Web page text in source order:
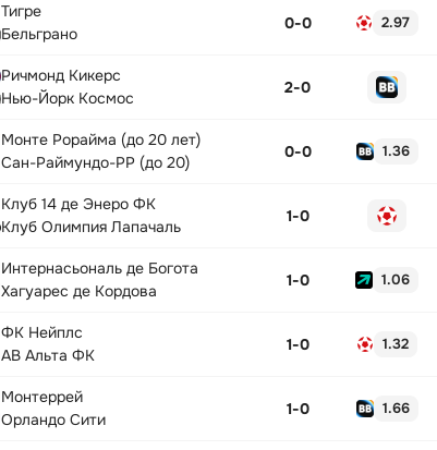
Тигре
Бельграно
0-0 2.97
Ричмонд Кикерс
Нью-Йорк Космос
2-0
Монте Рорайма (до 20 лет)
Сан-Раймундо-РР (до 20)
0-0 1.36
Клуб 14 де Энеро ФК
Клуб Олимпия Лапачаль
1-0
Интернасьональ де Богота
Хагуарес де Кордова
1-0 1.06
ФК Нейплс
АВ Альта ФК
1-0 1.32
Монтеррей
Орландо Сити
1-0 1.66